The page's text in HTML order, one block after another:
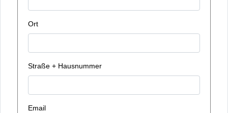
Ort
Straße + Hausnummer
Email